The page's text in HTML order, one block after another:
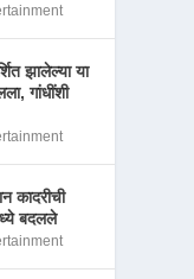
झालेल्या या
गांधींशी
कादरीची
बदलले